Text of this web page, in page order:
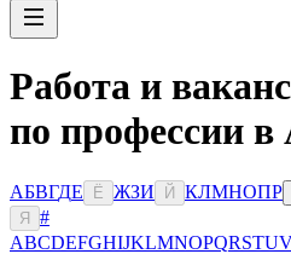
Работа и
по профессии в
АБВГДЕ Ё ЖЗИ Й КЛМНОПР
Я
#
ABCDEFGHIJKLMNOPQRSTU